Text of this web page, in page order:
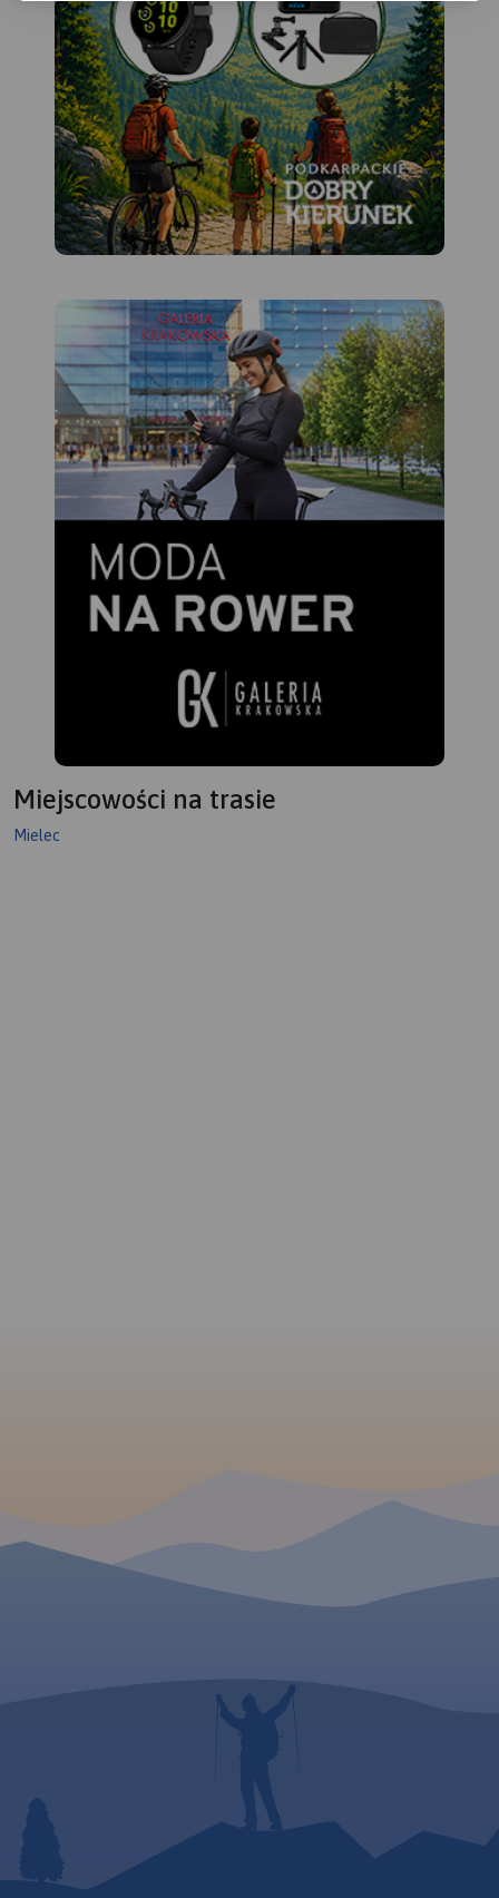
Miejscowości na trasie
Mielec